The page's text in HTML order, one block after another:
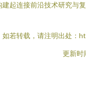
起连接前沿技术研究
如若转载，请注明出处：
更新时